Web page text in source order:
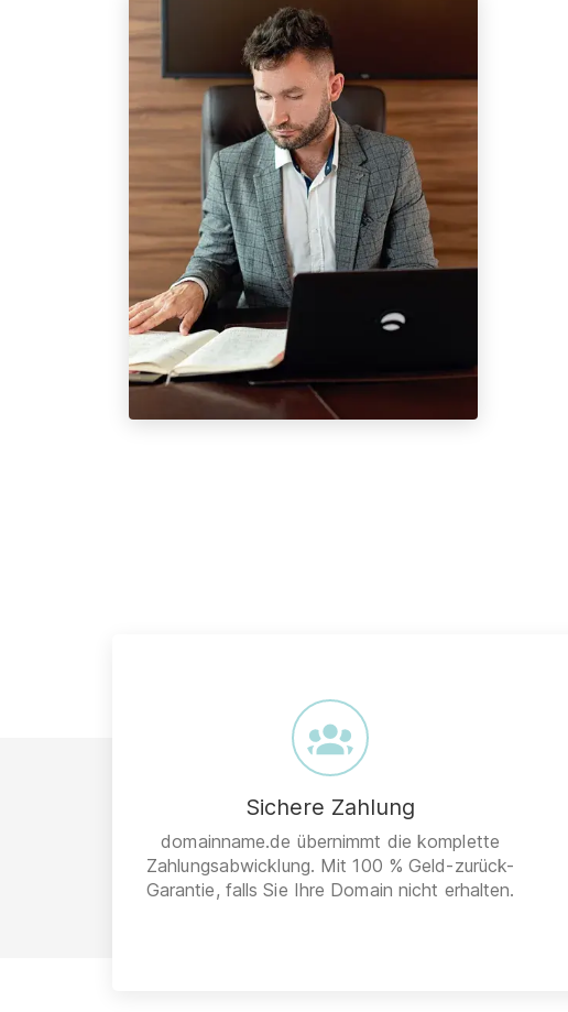
Sichere Zahlung
domainname.de übernimmt die komplette
Zahlungsabwicklung. Mit 100 % Geld-zurück-
Garantie, falls Sie Ihre Domain nicht erhalten.